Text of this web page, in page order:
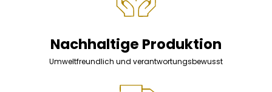
Nachhaltige Produktion
Umweltfreundlich und verantwortungsbewusst